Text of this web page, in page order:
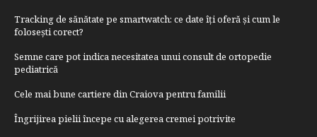
Tracking de sănătate pe smartwatch: ce date îți oferă și cum le
folosești corect?
Semne care pot indica necesitatea unui consult de ortopedie
pediatrică
Cele mai bune cartiere din Craiova pentru familii
Îngrijirea pielii începe cu alegerea cremei potrivite